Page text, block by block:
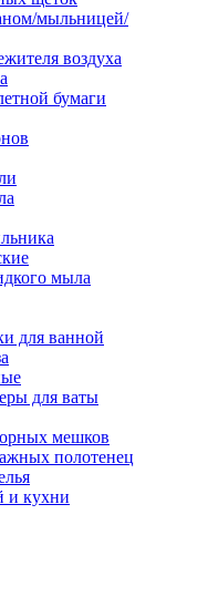
мыльницей/
воздуха
бумаги
мыла
для ванной
для ваты
мешков
полотенец
и кухни